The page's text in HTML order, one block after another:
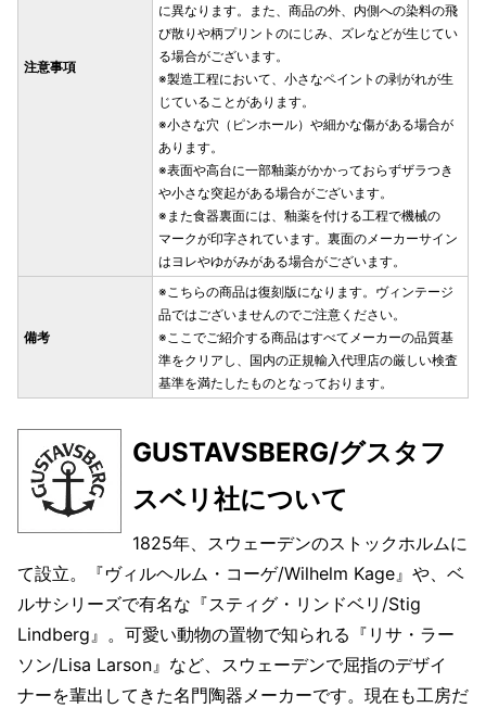
注意事項
に異なります。また、商品の外、内側への染料の飛
び散りや柄プリントのにじみ、ズレなどが生じてい
る場合がございます。
※製造工程において、小さなペイントの剥がれが生
じていることがあります。
※小さな穴（ピンホール）や細かな傷がある場合が
あります。
※表面や高台に一部釉薬がかかっておらずザラつき
や小さな突起がある場合がございます。
※また食器裏面には、釉薬を付ける工程で機械の
マークが印字されています。裏面のメーカーサイン
はヨレやゆがみがある場合がございます。
備考
※こちらの商品は復刻版になります。ヴィンテージ
品ではございませんのでご注意ください。
※ここでご紹介する商品はすべてメーカーの品質基
準をクリアし、国内の正規輸入代理店の厳しい検査
基準を満たしたものとなっております。
GUSTAVSBERG/グスタフ
スベリ社について
1825年、スウェーデンのストックホルムに
て設立。『ヴィルヘルム・コーゲ/Wilhelm Kage』や、ベ
ルサシリーズで有名な『スティグ・リンドベリ/Stig
Lindberg』。可愛い動物の置物で知られる『リサ・ラー
ソン/Lisa Larson』など、スウェーデンで屈指のデザイ
ナーを輩出してきた名門陶器メーカーです。現在も工房だ